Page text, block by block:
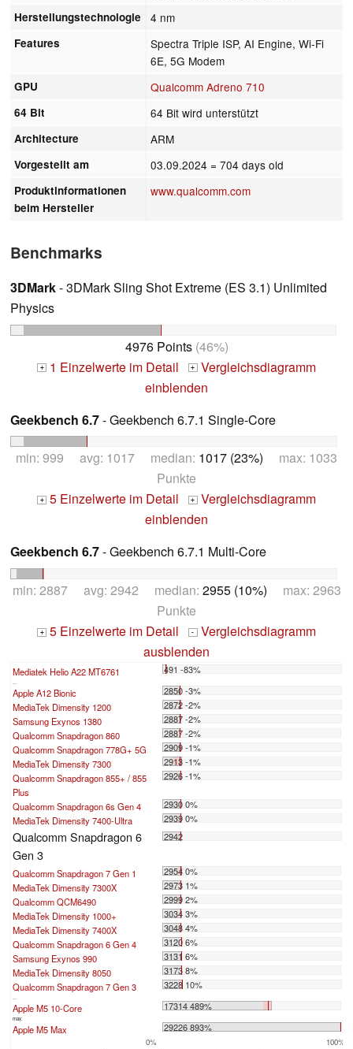
Herstellungstechnologie 4 nm
Features
Spectra Triple ISP, AI Engine, Wi-Fi
6E, 5G Modem
GPU Qualcomm Adreno 710
64 Bit 64 Bit wird unterstützt
Architecture ARM
Vorgestellt am 03.09.2024 = 704 days old
Produktinformationen
beim Hersteller
www.qualcomm.com
Benchmarks
3DMark- 3DMark Sling Shot Extreme (ES 3.1) Unlimited
Physics
4976 Points(46%)
+ 1 Einzelwerte im Detail + Vergleichsdiagramm
einblenden
Geekbench 6.7- Geekbench 6.7.1 Single-Core
min: 999 avg: 1017 median: 1017 (23%) max: 1033
Punkte
+ 5 Einzelwerte im Detail + Vergleichsdiagramm
einblenden
Geekbench 6.7- Geekbench 6.7.1 Multi-Core
min: 2887 avg: 2942 median: 2955 (10%) max: 2963
Punkte
+ 5 Einzelwerte im Detail - Vergleichsdiagramm
ausblenden
Mediatek Helio A22 MT6761 491 -83%
...
Apple A12 Bionic
2850 -3%
MediaTek Dimensity 1200
2872 -2%
Samsung Exynos 1380
2887 -2%
Qualcomm Snapdragon 860
2887 -2%
Qualcomm Snapdragon 778G+ 5G
2909 -1%
MediaTek Dimensity 7300
2913 -1%
Qualcomm Snapdragon 855+ / 855
Plus
2926 -1%
Qualcomm Snapdragon 6s Gen 4
2930 0%
MediaTek Dimensity 7400-Ultra
2939 0%
Qualcomm Snapdragon 6
Gen 3
2942
Qualcomm Snapdragon 7 Gen 1
2954 0%
MediaTek Dimensity 7300X
2973 1%
Qualcomm QCM6490
2999 2%
MediaTek Dimensity 1000+
3034 3%
MediaTek Dimensity 7400X
3048 4%
Qualcomm Snapdragon 6 Gen 4
3120 6%
Samsung Exynos 990
3131 6%
MediaTek Dimensity 8050
3173 8%
Qualcomm Snapdragon 7 Gen 3
3228 10%
...
Apple M5 10-Core 17314 489%
max:
Apple M5 Max 29226 893%
0% 100%